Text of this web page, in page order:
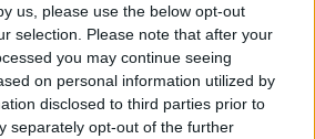
us, please use the below opt-out
selection. Please note that after your
you may continue seeing
on personal information utilized by
disclosed to third parties prior to
separately opt-out of the further